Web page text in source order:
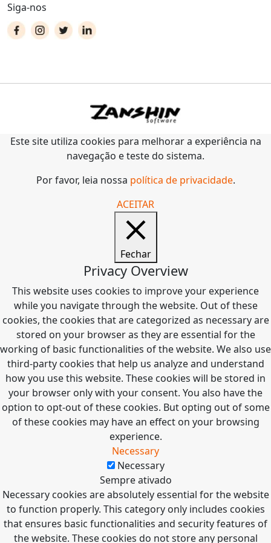
Siga-nos
Este site utiliza cookies para melhorar a experiência na
navegação e teste do sistema.
Por favor, leia nossa política de privacidade.
ACEITAR
Fechar
Privacy Overview
This website uses cookies to improve your experience
while you navigate through the website. Out of these
cookies, the cookies that are categorized as necessary are
stored on your browser as they are essential for the
working of basic functionalities of the website. We also use
third-party cookies that help us analyze and understand
how you use this website. These cookies will be stored in
your browser only with your consent. You also have the
option to opt-out of these cookies. But opting out of some
of these cookies may have an effect on your browsing
experience.
Necessary
Necessary
Sempre ativado
Necessary cookies are absolutely essential for the website
to function properly. This category only includes cookies
that ensures basic functionalities and security features of
the website. These cookies do not store any personal